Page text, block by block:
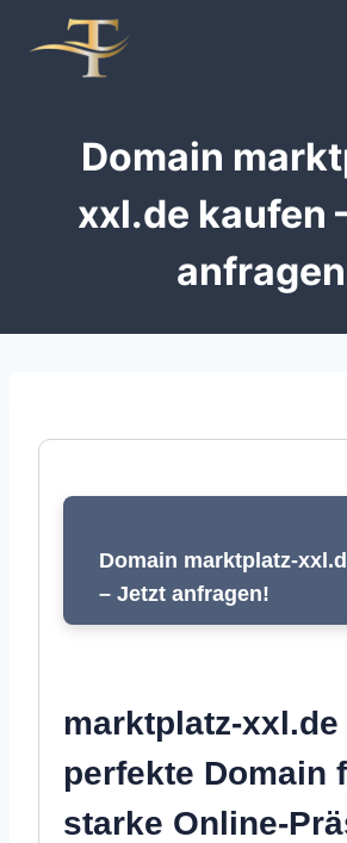
Inhalt
Domain
xxl.de kaufen
Domain marktplatz-
– Jetzt anfragen!
marktplatz-xxl.de
perfekte Domain
starke Online-